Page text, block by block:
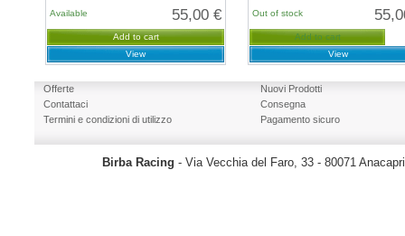
55,00 €
Available
Add to cart
View
Out of stock
Add to cart
View
Offerte
Nuovi Prodotti
Contattaci
Consegna
Termini e condizioni di utilizzo
Pagamento sicuro
Birba Racing - Via Vecchia del Faro, 33 - 80071